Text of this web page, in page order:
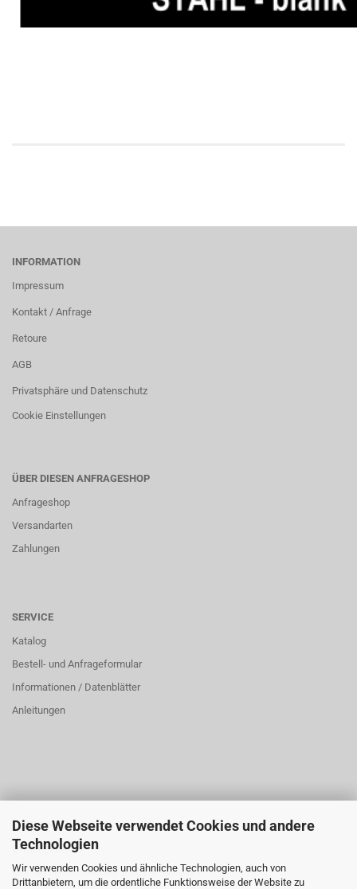
Diese Webseite verwendet Cookies und andere
Technologien
Wir verwenden Cookies und ähnliche Technologien, auch von
Drittanbietern, um die ordentliche Funktionsweise der Website zu
INFORMATION
Impressum
Kontakt / Anfrage
Retoure
AGB
Privatsphäre und Datenschutz
Cookie Einstellungen
ÜBER DIESEN ANFRAGESHOP
Anfrageshop
Versandarten
Zahlungen
SERVICE
Katalog
Bestell- und Anfrageformular
Informationen / Datenblätter
Anleitungen
ÜBER UNS
Öffnungszeiten:
Montag bis Donnerstag: 8:00 bis 16:00 Uhr